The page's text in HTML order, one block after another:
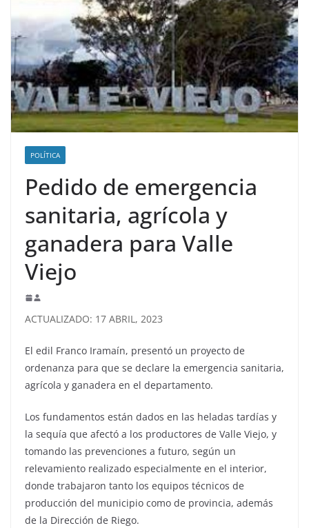
POLÍTICA
Pedido de emergencia
sanitaria, agrícola y
ganadera para Valle
Viejo
ACTUALIZADO: 17 ABRIL, 2023
El edil Franco Iramaín, presentó un proyecto de
ordenanza para que se declare la emergencia sanitaria,
agrícola y ganadera en el departamento.
Los fundamentos están dados en las heladas tardías y
la sequía que afectó a los productores de Valle Viejo, y
tomando las prevenciones a futuro, según un
relevamiento realizado especialmente en el interior,
donde trabajaron tanto los equipos técnicos de
producción del municipio como de provincia, además
de la Dirección de Riego.